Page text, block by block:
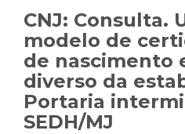
CNJ: Consulta.
modelo de
de nascimento
diverso da
Portaria
SEDH/MJ